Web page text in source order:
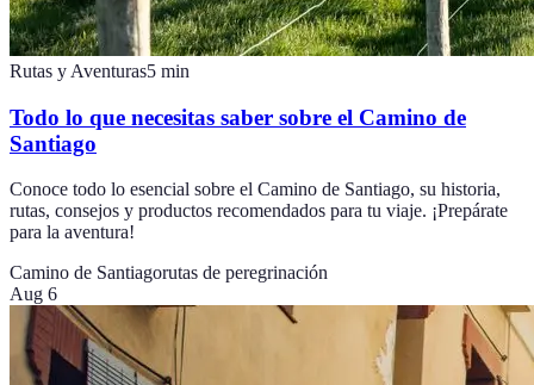
Rutas y Aventuras5 min
Todo lo que necesitas saber sobre el Camino de
Santiago
Conoce todo lo esencial sobre el Camino de Santiago, su historia,
rutas, consejos y productos recomendados para tu viaje. ¡Prepárate
para la aventura!
Camino de Santiagorutas de peregrinación
Aug 6